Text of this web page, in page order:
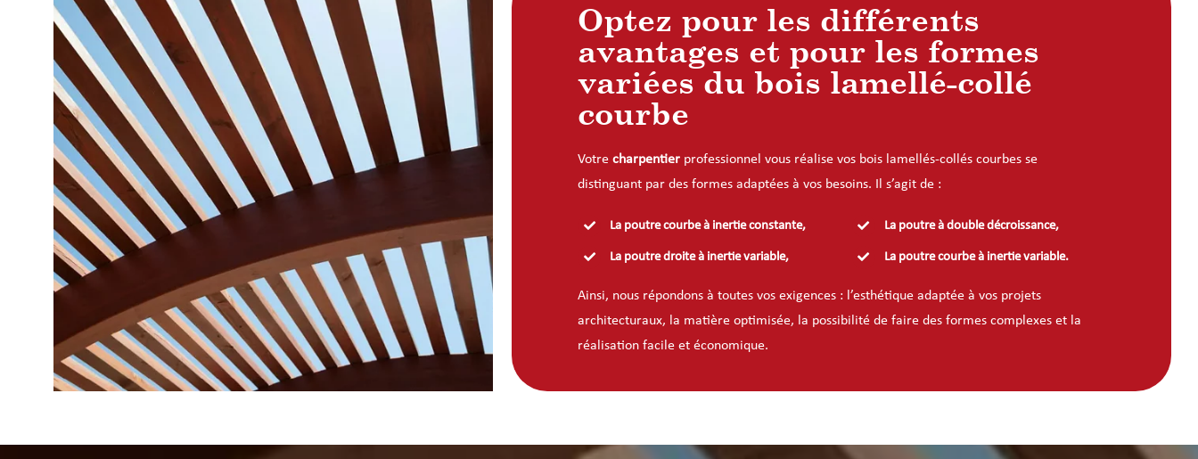
Optez pour les différents
avantages et pour les formes
variées du bois lamellé-collé
courbe
Votrecharpentier professionnel vous réalise vos bois lamellés-collés courbes se
distinguant par des formes adaptées à vos besoins. Il s’agit de :
La poutre courbe à inertie constante,
La poutre droite à inertie variable,
La poutre à double décroissance,
La poutre courbe à inertie variable.
Ainsi, nous répondons à toutes vos exigences : l’esthétique adaptée à vos projets
architecturaux, la matière optimisée, la possibilité de faire des formes complexes et la
réalisation facile et économique.